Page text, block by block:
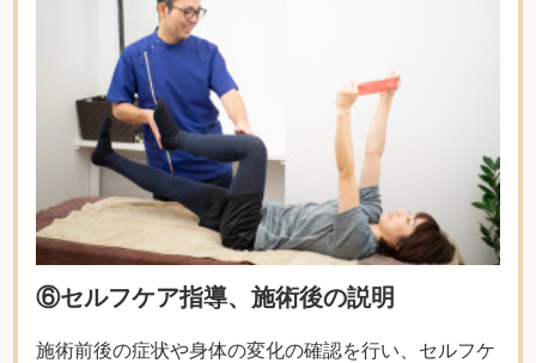
⑥セルフケア指導、施術後の説明
施術前後の症状や身体の変化の確認を行い、セルフケ